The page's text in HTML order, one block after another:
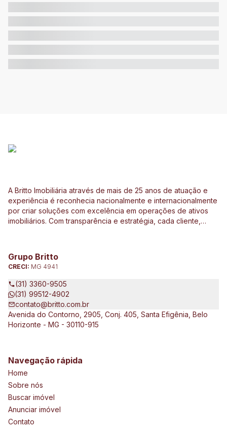
A Britto Imobiliária através de mais de 25 anos de atuação e
experiência é reconhecia nacionalmente e internacionalmente
por criar soluções com excelência em operações de ativos
imobiliários. Com transparência e estratégia, cada cliente,
investimentos ligados ao mercado imobiliário, construção civil,
incorporação de empreendimentos, avaliações e perícias de
imóveis urbanos e rurais. Atuamos no Brasil e no exterior, junto
a clientes exigentes e de vários tipos e porte, que pretendem
expandir seus negócios.
Grupo Britto
CRECI: MG 4941
(31) 3360-9505
(31) 99512-4902
contato@britto.com.br
Avenida do Contorno, 2905, Conj. 405, Santa Efigênia, Belo
Horizonte - MG - 30110-915
Navegação rápida
Home
Sobre nós
Buscar imóvel
Anunciar imóvel
Contato